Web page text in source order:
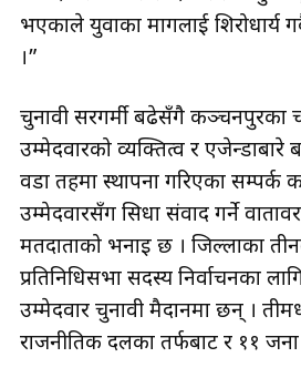
भएकाले युवाका मागलाई शिरोधार्य
।”
चुनावी सरगर्मी बढेसँगै कञ्चनपुरका
उम्मेदवारको व्यक्तित्व र
वडा तहमा स्थापना गरिएका सम्पर्क
उम्मेदवारसँग सिधा संवाद गर्ने
मतदाताको भनाइ छ । जिल्लाका
प्रतिनिधिसभा सदस्य निर्वाचनका
उम्मेदवार चुनावी मैदानमा छन् ।
राजनीतिक दलका तर्फबाट र ११ जना